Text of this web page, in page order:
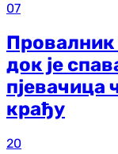
07
Провалник
док је
пјевачица
крађу
20